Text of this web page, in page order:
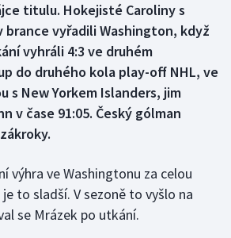
titulu. Hokejisté Caroliny s
brance vyřadili Washington, když
vyhráli 4:3 ve druhém
do druhého kola play-off NHL, ve
s New Yorkem Islanders, jim
v čase 91:05. Český gólman
výhra ve Washingtonu za celou
to sladší. V sezoně to vyšlo na
se Mrázek po utkání.